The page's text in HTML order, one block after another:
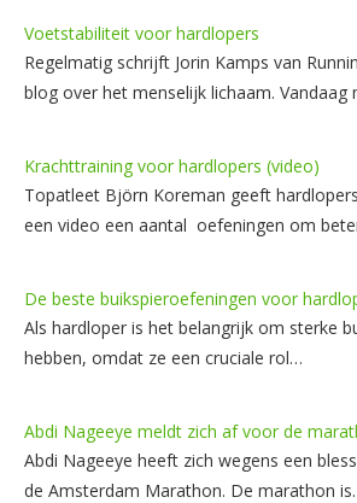
Voetstabiliteit voor hardlopers
Regelmatig schrijft Jorin Kamps van
blog over het menselijk lichaam. Vandaag
Krachttraining voor hardlopers (video)
Topatleet Björn Koreman geeft
een video een aantal oefeningen om
De beste buikspieroefeningen voor
Als hardloper is het belangrijk om sterke
hebben, omdat ze een cruciale rol…
Abdi Nageeye meldt zich af voor de
Abdi Nageeye heeft zich wegens een
de Amsterdam Marathon. De marathon